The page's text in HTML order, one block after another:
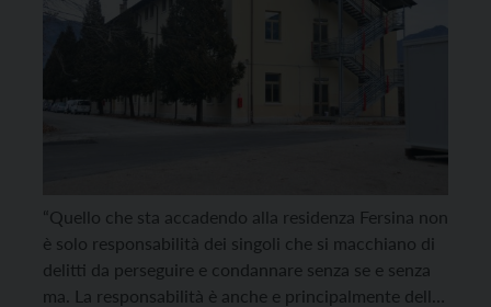
“Quello che sta accadendo alla residenza Fersina non
è solo responsabilità dei singoli che si macchiano di
delitti da perseguire e condannare senza se e senza
ma. La responsabilità è anche e principalmente della